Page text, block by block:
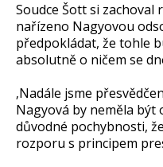
Soudce Šott si zachoval
nařízeno Nagyovou
předpokládat, že tohle
absolutně o ničem se
‚Nadále jsme
Nagyová by neměla být
důvodné pochybnosti,
rozporu s principem